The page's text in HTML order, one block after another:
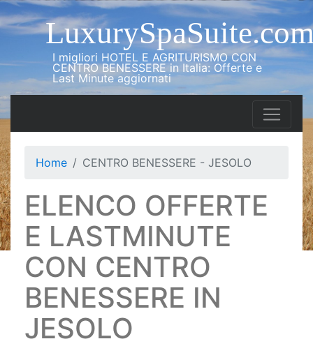
I migliori HOTEL E AGRITURISMO CON
CENTRO BENESSERE in Italia: Offerte e
Last Minute aggiornati
Home CENTRO BENESSERE - JESOLO
ELENCO OFFERTE
E LASTMINUTE
CON CENTRO
BENESSERE IN
JESOLO